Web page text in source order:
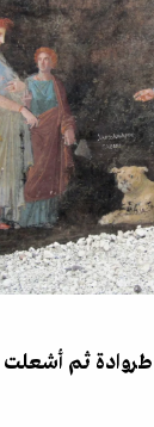
ثم أشعلت